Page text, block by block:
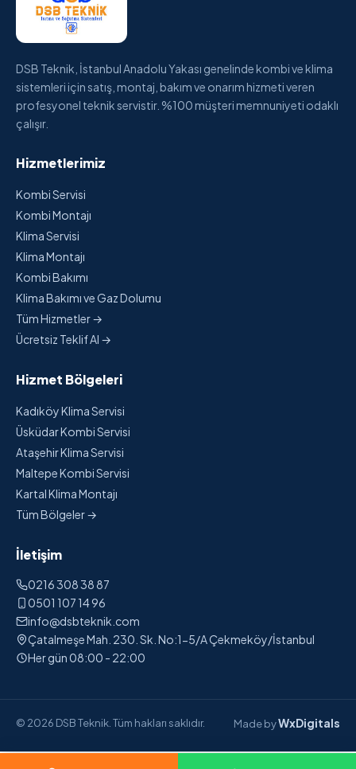
DSB Teknik, İstanbul Anadolu Yakası genelinde kombi ve klima
sistemleri için satış, montaj, bakım ve onarım hizmeti veren
profesyonel teknik servistir. %100 müşteri memnuniyeti odaklı
çalışır.
Hizmetlerimiz
Kombi Servisi
Kombi Montajı
Klima Servisi
Klima Montajı
Kombi Bakımı
Klima Bakımı ve Gaz Dolumu
Tüm Hizmetler →
Ücretsiz Teklif Al →
Hizmet Bölgeleri
Kadıköy Klima Servisi
Üsküdar Kombi Servisi
Ataşehir Klima Servisi
Maltepe Kombi Servisi
Kartal Klima Montajı
Tüm Bölgeler →
İletişim
0216 308 38 87
0501 107 14 96
info@dsbteknik.com
Çatalmeşe Mah. 230. Sk. No:1-5/A Çekmeköy/İstanbul
Her gün 08:00 - 22:00
© 2026 DSB Teknik. Tüm hakları saklıdır. Made byWxDigitals